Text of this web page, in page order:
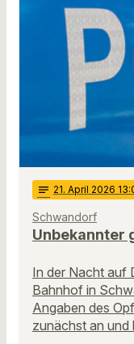
notes 21. April 2026
Schwandorf
Unbekannter
In der Nacht auf
Bahnhof in
Angaben des
zunächst an und